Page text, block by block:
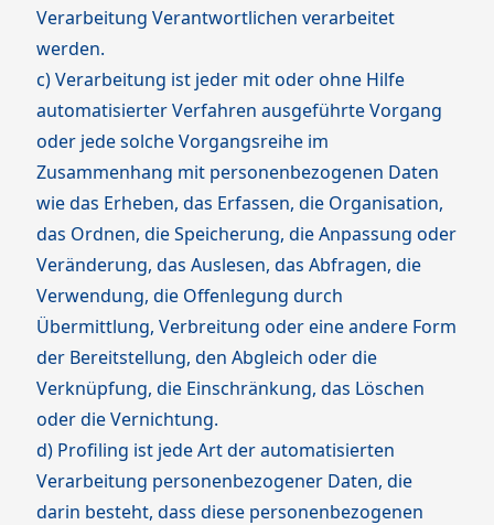
Verarbeitung Verantwortlichen verarbeitet
werden.
c) Verarbeitung ist jeder mit oder ohne Hilfe
automatisierter Verfahren ausgeführte Vorgang
oder jede solche Vorgangsreihe im
Zusammenhang mit personenbezogenen Daten
wie das Erheben, das Erfassen, die Organisation,
das Ordnen, die Speicherung, die Anpassung oder
Veränderung, das Auslesen, das Abfragen, die
Verwendung, die Offenlegung durch
Übermittlung, Verbreitung oder eine andere Form
der Bereitstellung, den Abgleich oder die
Verknüpfung, die Einschränkung, das Löschen
oder die Vernichtung.
d) Profiling ist jede Art der automatisierten
Verarbeitung personenbezogener Daten, die
darin besteht, dass diese personenbezogenen